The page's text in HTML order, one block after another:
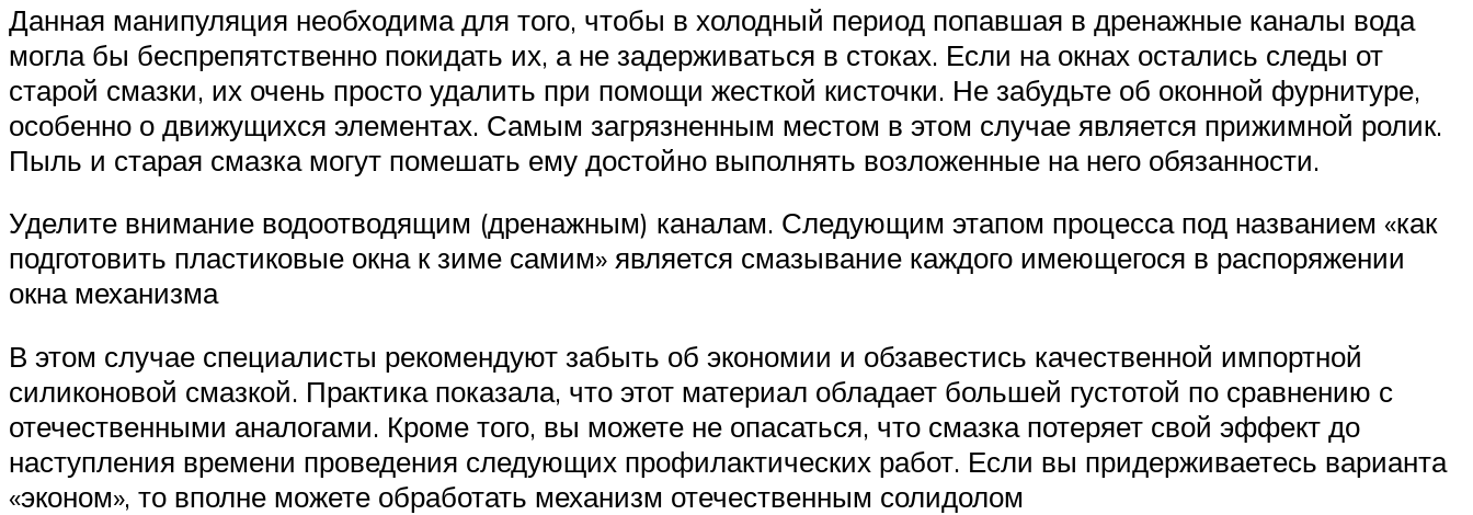
Данная манипуляция необходима для того, чтобы в холодный период попавшая в дренажные каналы вода
могла бы беспрепятственно покидать их, а не задерживаться в стоках. Если на окнах остались следы от
старой смазки, их очень просто удалить при помощи жесткой кисточки. Не забудьте об оконной фурнитуре,
особенно о движущихся элементах. Самым загрязненным местом в этом случае является прижимной ролик.
Пыль и старая смазка могут помешать ему достойно выполнять возложенные на него обязанности.
Уделите внимание водоотводящим (дренажным) каналам. Следующим этапом процесса под названием «как
подготовить пластиковые окна к зиме самим» является смазывание каждого имеющегося в распоряжении
окна механизма
В этом случае специалисты рекомендуют забыть об экономии и обзавестись качественной импортной
силиконовой смазкой. Практика показала, что этот материал обладает большей густотой по сравнению с
отечественными аналогами. Кроме того, вы можете не опасаться, что смазка потеряет свой эффект до
наступления времени проведения следующих профилактических работ. Если вы придерживаетесь варианта
«эконом», то вполне можете обработать механизм отечественным солидолом